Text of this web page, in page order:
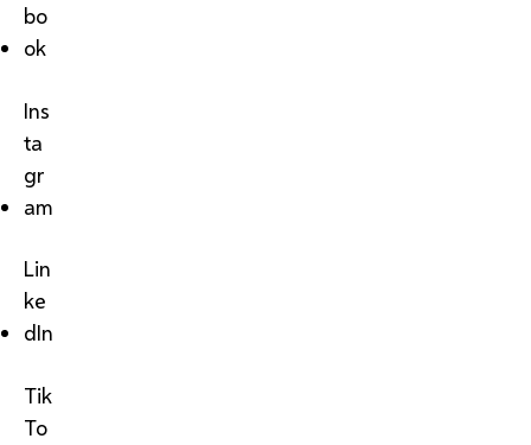
bo
ok
Ins
ta
gr
am
Lin
ke
dIn
Tik
To